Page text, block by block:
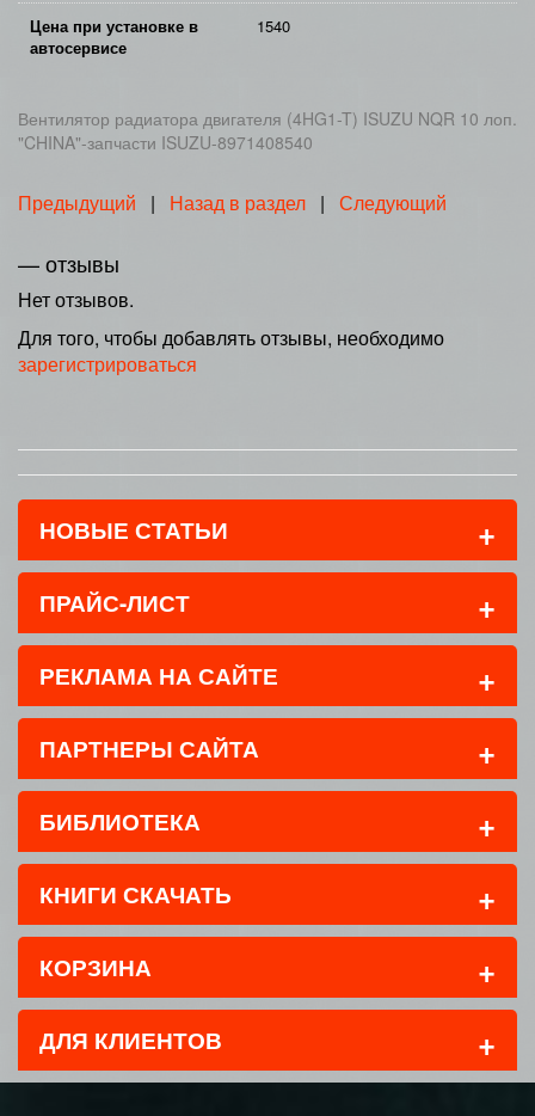
Цена при установке в
автосервисе
1540
Вентилятор радиатора двигателя (4HG1-T) ISUZU NQR 10 лоп.
"CHINA"-запчасти ISUZU-8971408540
Предыдущий | Назад в раздел | Следующий
— отзывы
Нет отзывов.
Для того, чтобы добавлять отзывы, необходимо
зарегистрироваться
НОВЫЕ СТАТЬИ +
ПРАЙС-ЛИСТ +
РЕКЛАМА НА САЙТЕ +
ПАРТНЕРЫ САЙТА +
БИБЛИОТЕКА +
КНИГИ СКАЧАТЬ +
КОРЗИНА +
ДЛЯ КЛИЕНТОВ +